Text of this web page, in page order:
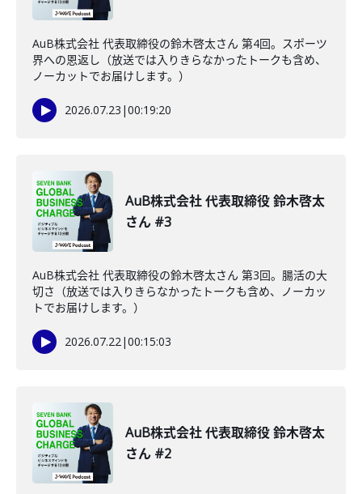
AuB株式会社 代表取締役の鈴木啓太さん 第4回。スポーツ
界への恩返し（放送では入りきらなかったトークも含め、
ノーカットでお届けします。）
2026.07.23 |00:19:20
AuB株式会社 代表取締役 鈴木啓太
さん #3
AuB株式会社 代表取締役の鈴木啓太さん 第3回。腸活の大
切さ（放送では入りきらなかったトークも含め、ノーカッ
トでお届けします。）
2026.07.22|00:15:03
AuB株式会社 代表取締役 鈴木啓太
さん #2